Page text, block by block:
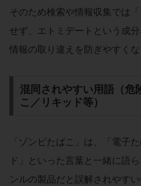
そのため検索や情報収集では
せず、エトミデートという成
情報の取り違えを防ぎやすくな
混同されやすい用語（危
こ／リキッド等）
「ゾンビたばこ」は、「電子
ド」といった言葉と一緒に語
ンルの製品だと誤解されやす